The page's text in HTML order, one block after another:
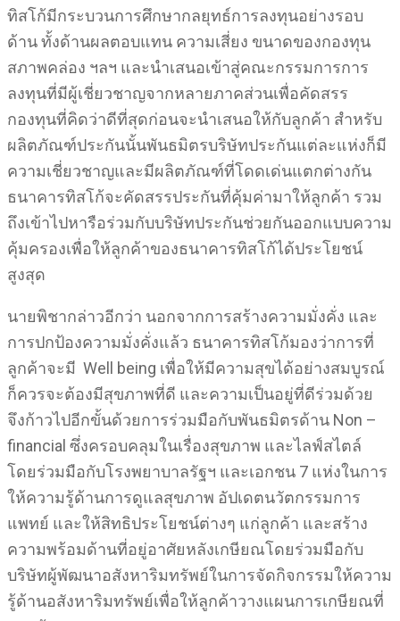
ทิสโก้มีกระบวนการศึกษากลยุทธ์การลงทุนอย่างรอบ
ด้าน ทั้งด้านผลตอบแทน ความเสี่ยง ขนาดของกองทุน
สภาพคล่อง ฯลฯ และนำเสนอเข้าสู่คณะกรรมการการ
ลงทุนที่มีผู้เชี่ยวชาญจากหลายภาคส่วนเพื่อคัดสรร
กองทุนที่คิดว่าดีที่สุดก่อนจะนำเสนอให้กับลูกค้า สำหรับ
ผลิตภัณฑ์ประกันนั้นพันธมิตรบริษัทประกันแต่ละแห่งก็มี
ความเชี่ยวชาญและมีผลิตภัณฑ์ที่โดดเด่นแตกต่างกัน
ธนาคารทิสโก้จะคัดสรรประกันที่คุ้มค่ามาให้ลูกค้า รวม
ถึงเข้าไปหารือร่วมกับบริษัทประกันช่วยกันออกแบบความ
คุ้มครองเพื่อให้ลูกค้าของธนาคารทิสโก้ได้ประโยชน์
สูงสุด
นายพิชากล่าวอีกว่า นอกจากการสร้างความมั่งคั่ง และ
การปกป้องความมั่งคั่งแล้ว ธนาคารทิสโก้มองว่าการที่
ลูกค้าจะมี Well being เพื่อให้มีความสุขได้อย่างสมบูรณ์
ก็ควรจะต้องมีสุขภาพที่ดี และความเป็นอยู่ที่ดีร่วมด้วย
จึงก้าวไปอีกขั้นด้วยการร่วมมือกับพันธมิตรด้าน Non –
financial ซึ่งครอบคลุมในเรื่องสุขภาพ และไลฟ์สไตล์
โดยร่วมมือกับโรงพยาบาลรัฐฯ และเอกชน 7 แห่งในการ
ให้ความรู้ด้านการดูแลสุขภาพ อัปเดตนวัตกรรมการ
แพทย์ และให้สิทธิประโยชน์ต่างๆ แก่ลูกค้า และสร้าง
ความพร้อมด้านที่อยู่อาศัยหลังเกษียณโดยร่วมมือกับ
บริษัทผู้พัฒนาอสังหาริมทรัพย์ในการจัดกิจกรรมให้ความ
รู้ด้านอสังหาริมทรัพย์เพื่อให้ลูกค้าวางแผนการเกษียณที่